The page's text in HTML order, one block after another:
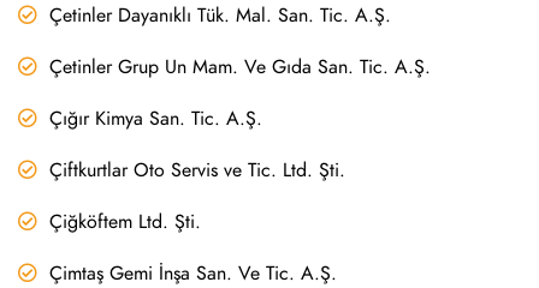
Çetinler Dayanıklı Tük. Mal. San. Tic. A.Ş.
Çetinler Grup Un Mam. Ve Gıda San. Tic. A.Ş.
Çığır Kimya San. Tic. A.Ş.
Çiftkurtlar Oto Servis ve Tic. Ltd. Şti.
Çiğköftem Ltd. Şti.
Çimtaş Gemi İnşa San. Ve Tic. A.Ş.